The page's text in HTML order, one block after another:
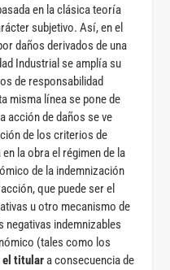
en la clásica teoría
subjetivo. Así, en el
daños derivados de una
Industrial se amplía su
de responsabilidad
misma línea se pone de
acción de daños se ve
de los criterios de
la obra el régimen de la
de la indemnización
que puede ser el
u otro mecanismo de
indemnizables
(tales como los
el titulara consecuencia de